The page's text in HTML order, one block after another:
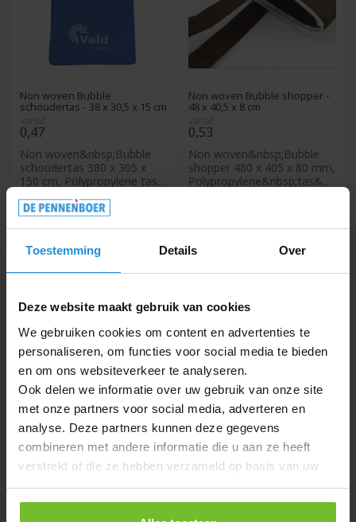
Toestemming Details Over
Deze website maakt gebruik van cookies
We gebruiken cookies om content en advertenties te
personaliseren, om functies voor social media te bieden
en om ons websiteverkeer te analyseren.
Ook delen we informatie over uw gebruik van onze site
met onze partners voor social media, adverteren en
analyse. Deze partners kunnen deze gegevens
combineren met andere informatie die u aan ze heeft
verstrekt of die ze hebben verzameld op basis van uw
gebruik van hun services.
Non woven Bubble
schoudertas - 38 x 30,5 x 15 cm
0,47
Non woven&nbsp;Bubble
schoudertas 380 x 305 x
150 cm, Polypropylene tas
woven,
Non woven Bubble shopper -
48 x 40,5 x 8 cm
0,53
Non woven&nbsp;Bubble
shopper 480 x 405 x 80 mm,
Polypropylene&nbsp;tas&nb
Non-woven boodschappentas
- 27 X15 X 30 CM
vanaf
0,48
Non-woven
boodschappentas met heat
seal gelaste korte hengsels.
R-PET Draagtas gelamineerd
non-woven 30 x 12 x 40cm
105g/m² Wit
0,57
Draagtas gemaakt van 70%
gerecycled gelamineerd
non-woven materiaal.